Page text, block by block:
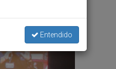
Entendido